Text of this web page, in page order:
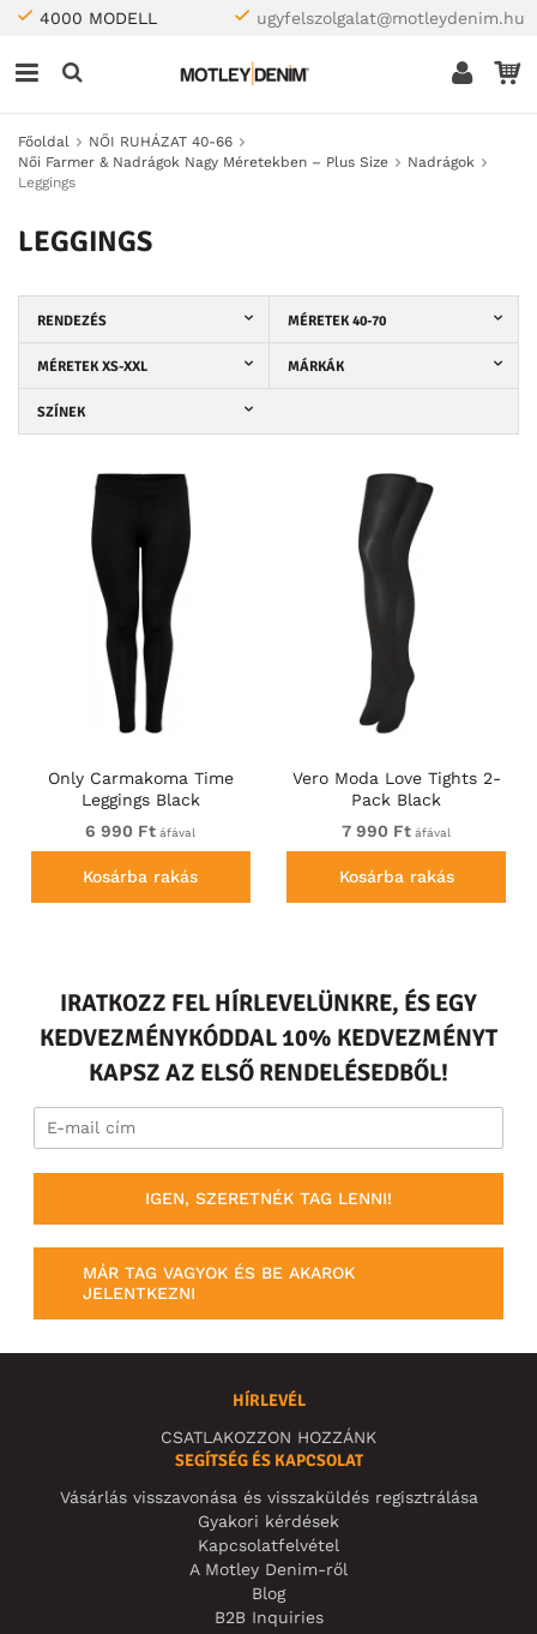
4000 MODELL ugyfelszolgalat@motleydenim.hu
Főoldal
NŐI RUHÁZAT 40-66
Női Farmer & Nadrágok Nagy Méretekben – Plus Size
Nadrágok
Leggings
LEGGINGS
RENDEZÉS MÉRETEK 40-70
MÉRETEK XS-XXL MÁRKÁK
SZÍNEK
Only Carmakoma Time
Leggings Black
6 990 Ft áfával
Kosárba rakás
Vero Moda Love Tights 2-
Pack Black
7 990 Ft áfával
Kosárba rakás
IRATKOZZ FEL HÍRLEVELÜNKRE, ÉS EGY
KEDVEZMÉNYKÓDDAL 10% KEDVEZMÉNYT
KAPSZ AZ ELSŐ RENDELÉSEDBŐL!
IGEN, SZERETNÉK TAG LENNI!
MÁR TAG VAGYOK ÉS BE AKAROK
JELENTKEZNI
HÍRLEVÉL
CSATLAKOZZON HOZZÁNK
SEGÍTSÉG ÉS KAPCSOLAT
Vásárlás visszavonása és visszaküldés regisztrálása
Gyakori kérdések
Kapcsolatfelvétel
A Motley Denim-ről
Blog
B2B Inquiries